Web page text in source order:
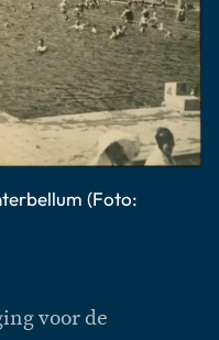
(Foto:
voor de